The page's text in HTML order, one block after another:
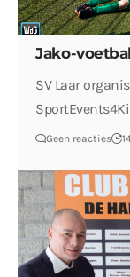
Jako-
SV Laar
Geen reacties